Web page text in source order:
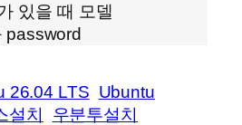
있을 때 모델
password
26.04 LTS Ubuntu
설치 우분투설치